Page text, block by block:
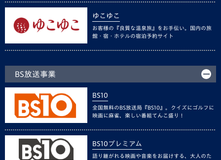
ゆこゆこ
お客様の『良質な温泉旅』をお手伝い。国内の旅
館・宿・ホテルの宿泊予約サイト
BS放送事業
BS10
全国無料のBS放送局『BS10』。クイズにゴルフに
映画に麻雀、楽しい番組てんこ盛り！
BS10プレミアム
語り継がれる映画や音楽をお届けする、大人のた